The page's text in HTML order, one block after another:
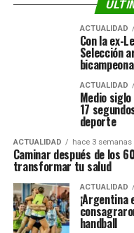
ACTUALIDAD
Con la ex-
Selección
ACTUALIDAD
Medio
17
deporte
ACTUALIDAD hace 3 semanas
Caminar después de los
transformar tu salud
ACTUALIDAD
¡Argentina
handball